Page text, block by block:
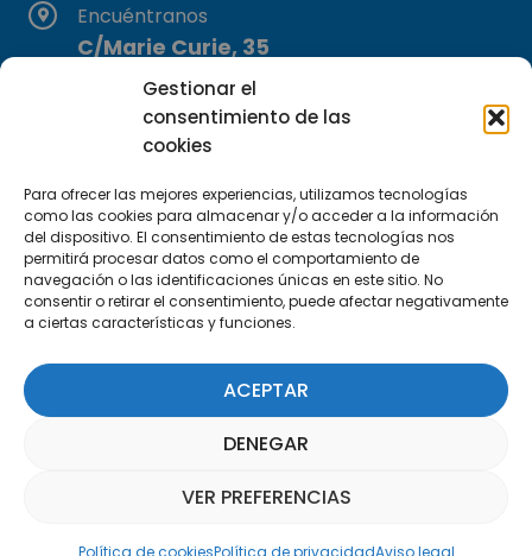
Gestionar el
consentimiento de las
cookies
Para ofrecer las mejores experiencias, utilizamos tecnologías
como las cookies para almacenar y/o acceder a la información
del dispositivo. El consentimiento de estas tecnologías nos
permitirá procesar datos como el comportamiento de
navegación o las identificaciones únicas en este sitio. No
consentir o retirar el consentimiento, puede afectar negativamente
a ciertas características y funciones.
ACEPTAR
DENEGAR
VER PREFERENCIAS
Política de cookiesPolítica de privacidadAviso legal
Encuéntranos
C/Marie Curie, 35
29590 Campanillas, Málaga
Suscríbete a nuestra Newsletter
SUSCRÍBETE AQUÍ